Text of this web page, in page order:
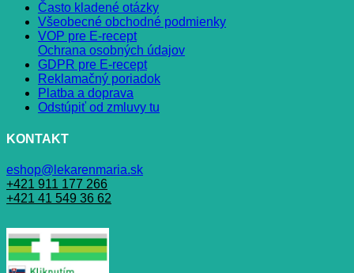
Často kladené otázky
Všeobecné obchodné podmienky
VOP pre E-recept
Ochrana osobných údajov
GDPR pre E-recept
Reklamačný poriadok
Platba a doprava
Odstúpiť od zmluvy tu
KONTAKT
eshop@lekarenmaria.sk
+421 911 177 266
+421 41 549 36 62